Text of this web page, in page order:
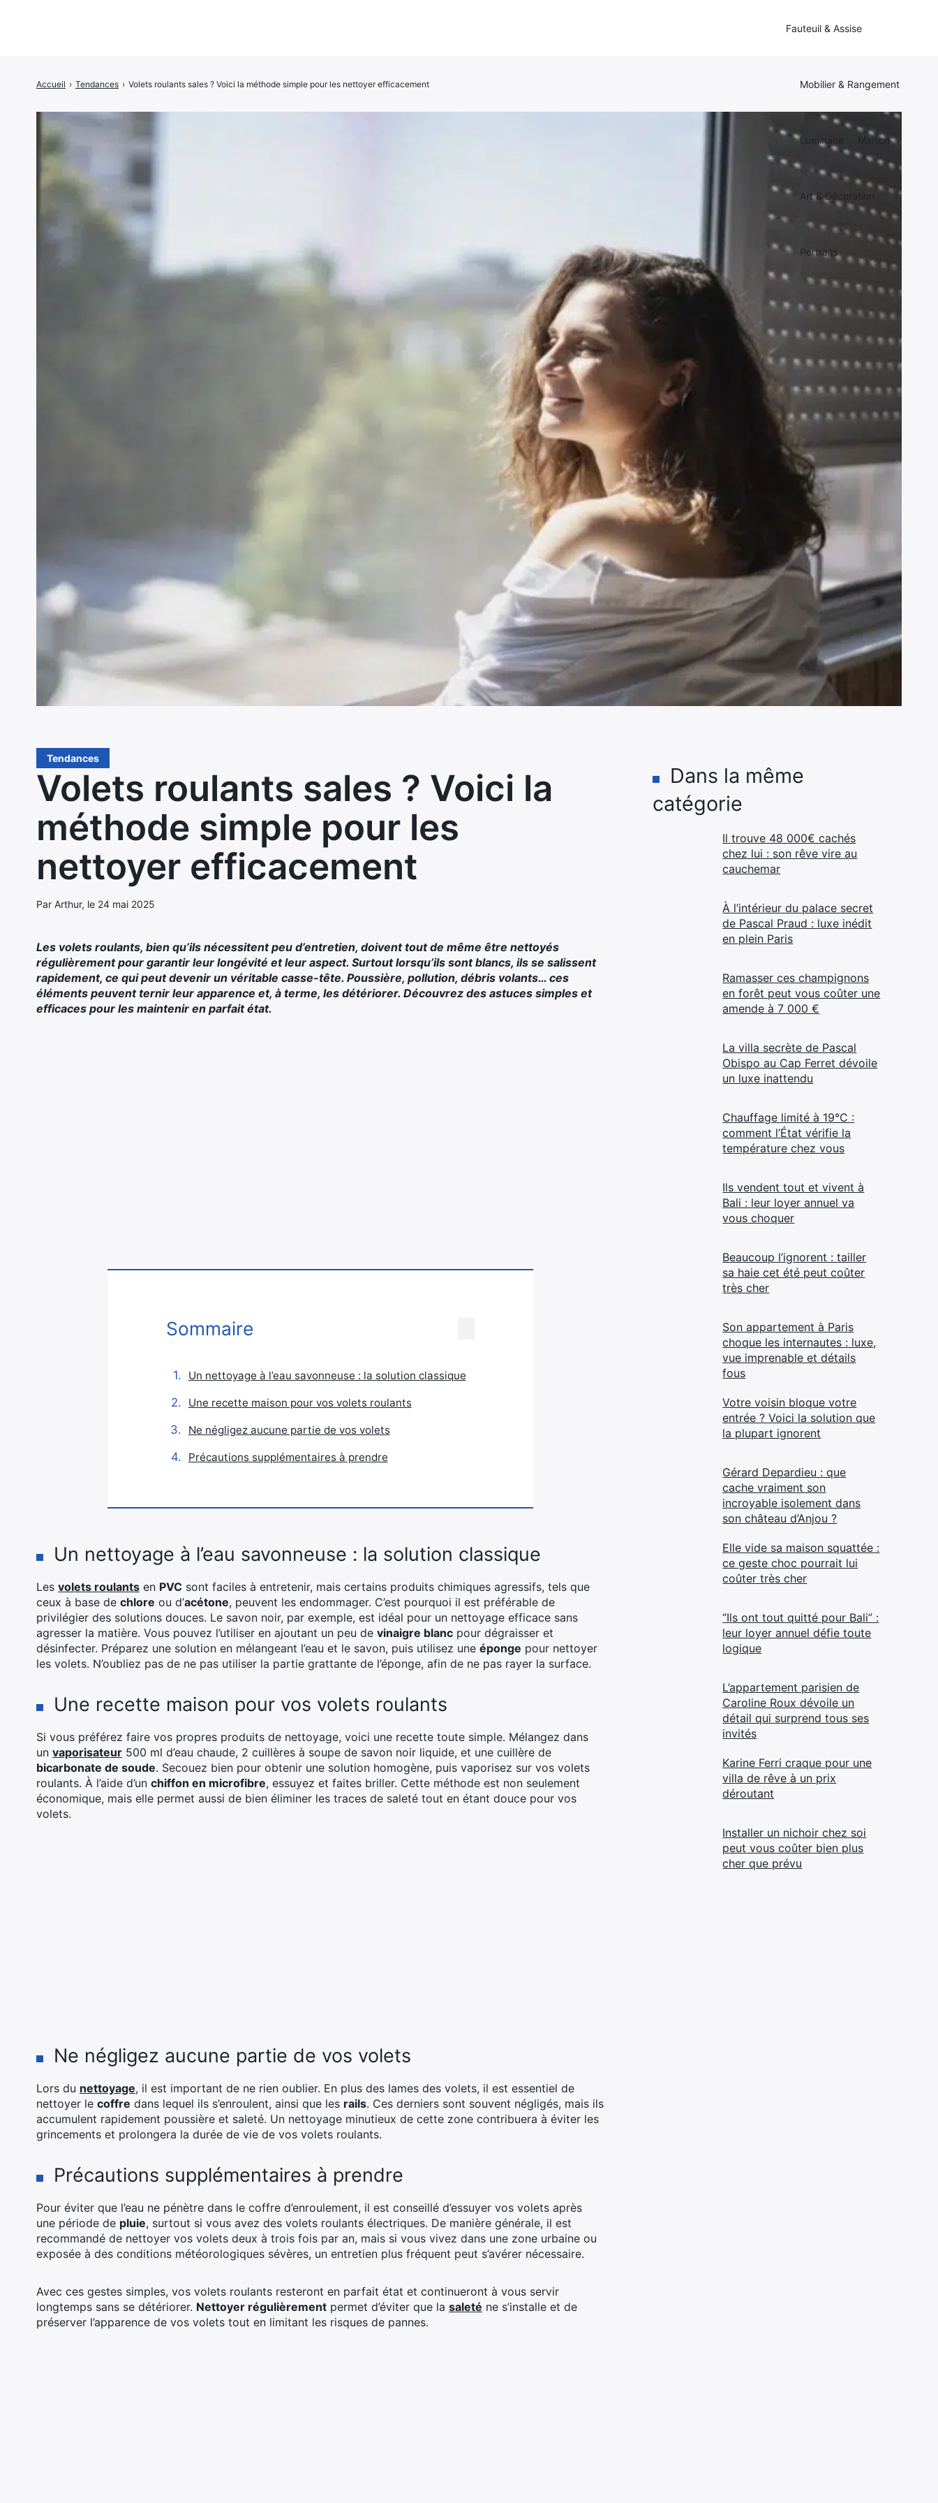
Accueil › Tendances › Volets roulants sales ? Voici la méthode simple pour les nettoyer efficacement
Tendances
Volets roulants sales ? Voici la
méthode simple pour les
nettoyer efficacement
Par Arthur, le 24 mai 2025
Les volets roulants, bien qu’ils nécessitent peu d’entretien, doivent tout de même être nettoyés
régulièrement pour garantir leur longévité et leur aspect. Surtout lorsqu’ils sont blancs, ils se salissent
rapidement, ce qui peut devenir un véritable casse-tête. Poussière, pollution, débris volants… ces
éléments peuvent ternir leur apparence et, à terme, les détériorer. Découvrez des astuces simples et
efficaces pour les maintenir en parfait état.
Sommaire
Un nettoyage à l’eau savonneuse : la solution classique
Une recette maison pour vos volets roulants
Ne négligez aucune partie de vos volets
Précautions supplémentaires à prendre
Un nettoyage à l’eau savonneuse : la solution classique
Les volets roulants en PVC sont faciles à entretenir, mais certains produits chimiques agressifs, tels que
ceux à base de chlore ou d’acétone, peuvent les endommager. C’est pourquoi il est préférable de
privilégier des solutions douces. Le savon noir, par exemple, est idéal pour un nettoyage efficace sans
agresser la matière. Vous pouvez l’utiliser en ajoutant un peu de vinaigre blanc pour dégraisser et
désinfecter. Préparez une solution en mélangeant l’eau et le savon, puis utilisez une éponge pour nettoyer
les volets. N’oubliez pas de ne pas utiliser la partie grattante de l’éponge, afin de ne pas rayer la surface.
Une recette maison pour vos volets roulants
Si vous préférez faire vos propres produits de nettoyage, voici une recette toute simple. Mélangez dans
un vaporisateur 500 ml d’eau chaude, 2 cuillères à soupe de savon noir liquide, et une cuillère de
bicarbonate de soude. Secouez bien pour obtenir une solution homogène, puis vaporisez sur vos volets
roulants. À l’aide d’un chiffon en microfibre, essuyez et faites briller. Cette méthode est non seulement
économique, mais elle permet aussi de bien éliminer les traces de saleté tout en étant douce pour vos
volets.
Ne négligez aucune partie de vos volets
Lors du nettoyage, il est important de ne rien oublier. En plus des lames des volets, il est essentiel de
nettoyer le coffre dans lequel ils s’enroulent, ainsi que les rails. Ces derniers sont souvent négligés, mais ils
accumulent rapidement poussière et saleté. Un nettoyage minutieux de cette zone contribuera à éviter les
grincements et prolongera la durée de vie de vos volets roulants.
Précautions supplémentaires à prendre
Pour éviter que l’eau ne pénètre dans le coffre d’enroulement, il est conseillé d’essuyer vos volets après
une période de pluie, surtout si vous avez des volets roulants électriques. De manière générale, il est
recommandé de nettoyer vos volets deux à trois fois par an, mais si vous vivez dans une zone urbaine ou
exposée à des conditions météorologiques sévères, un entretien plus fréquent peut s’avérer nécessaire.
Avec ces gestes simples, vos volets roulants resteront en parfait état et continueront à vous servir
longtemps sans se détériorer. Nettoyer régulièrement permet d’éviter que la saleté ne s’installe et de
préserver l’apparence de vos volets tout en limitant les risques de pannes.
Dans la même
catégorie
Il trouve 48 000€ cachés
chez lui : son rêve vire au
cauchemar
À l’intérieur du palace secret
de Pascal Praud : luxe inédit
en plein Paris
Ramasser ces champignons
en forêt peut vous coûter une
amende à 7 000 €
La villa secrète de Pascal
Obispo au Cap Ferret dévoile
un luxe inattendu
Chauffage limité à 19°C :
comment l’État vérifie la
température chez vous
Ils vendent tout et vivent à
Bali : leur loyer annuel va
vous choquer
Beaucoup l’ignorent : tailler
sa haie cet été peut coûter
très cher
Son appartement à Paris
choque les internautes : luxe,
vue imprenable et détails
fous
Votre voisin bloque votre
entrée ? Voici la solution que
la plupart ignorent
Gérard Depardieu : que
cache vraiment son
incroyable isolement dans
son château d’Anjou ?
Elle vide sa maison squattée :
ce geste choc pourrait lui
coûter très cher
“Ils ont tout quitté pour Bali” :
leur loyer annuel défie toute
logique
L’appartement parisien de
Caroline Roux dévoile un
détail qui surprend tous ses
invités
Karine Ferri craque pour une
villa de rêve à un prix
déroutant
Installer un nichoir chez soi
peut vous coûter bien plus
cher que prévu
Fauteuil & Assise
Mobilier & Rangement
Luminaire Maison
Art & Décoration
Portraits